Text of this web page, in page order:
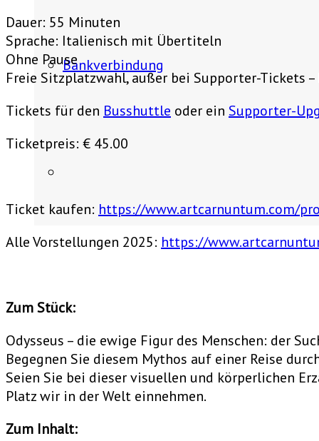
Bankverbindung
Dauer: 55 Minuten
Sprache: Italienisch mit Übertiteln
Ohne Pause
Freie Sitzplatzwahl, außer bei Supporter-Tickets
Tickets für den Busshuttle oder ein Supporter-
Ticketpreis: € 45.00
Ticket kaufen: https://www.artcarnuntum.com/
Alle Vorstellungen 2025: https://
Zum Stück:
Odysseus – die ewige Figur des Menschen: der
Begegnen Sie diesem Mythos auf einer Reise
Seien Sie bei dieser visuellen und körperlichen
Platz wir in der Welt einnehmen.
Zum Inhalt: